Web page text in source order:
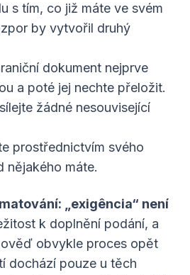
s tím, co již máte ve svém
by vytvořil druhý
dokument nejprve
a poté jej nechte přeložit.
žádné nesouvisející
prostřednictvím svého
nějakého máte.
„exigência“ není
k doplnění podání, a
obvykle proces opět
dochází pouze u těch